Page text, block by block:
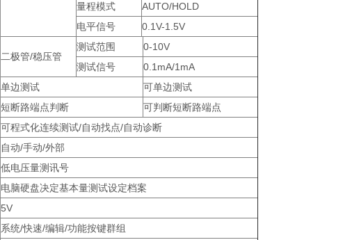
量程模式
AUTO/HOLD
电平信号
0.1V-1.5V
二极管/稳压管
测试范围
0-10V
测试信号
0.1mA/1mA
单边测试
可单边测试
短断路端点判断
可判断短断路端点
可程式化连续测试/自动找点/自动诊断
自动/手动/外部
低电压量测讯号
电脑硬盘决定基本量测试设定档案
5V
系统/快速/编辑/功能按键群组